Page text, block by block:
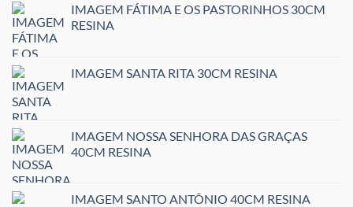
IMAGEM FÁTIMA E OS PASTORINHOS 30CM
RESINA
IMAGEM SANTA RITA 30CM RESINA
IMAGEM NOSSA SENHORA DAS GRAÇAS
40CM RESINA
IMAGEM SANTO ANTÔNIO 40CM RESINA